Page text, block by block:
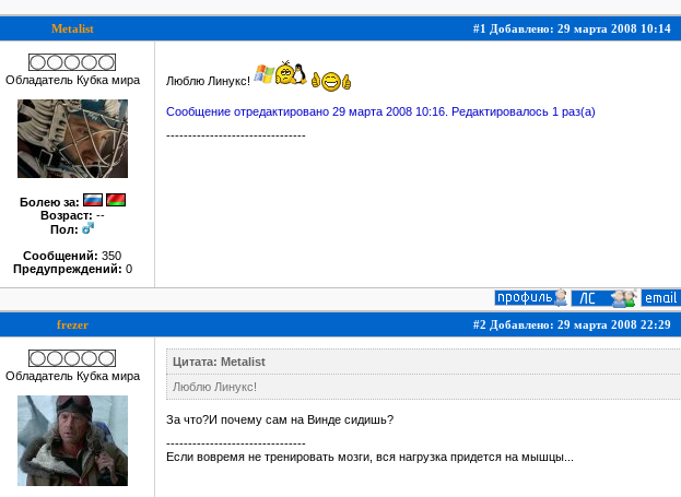
Metalist #1 Добавлено: 29 марта 2008 10:14
Обладатель Кубка мира
Болею за:
Возраст: --
Пол:
Сообщений: 350
Предупреждений: 0
Люблю Линукс!
Сообщение отредактировано 29 марта 2008 10:16. Редактировалось 1 раз(а)
--------------------------------
frezer
#2 Добавлено: 29 марта 2008 22:29
Обладатель Кубка мира
Цитата: Metalist
Люблю Линукс!
За что?И почему сам на Винде сидишь?
--------------------------------
Если вовремя не тренировать мозги, вся нагрузка придется на мышцы...